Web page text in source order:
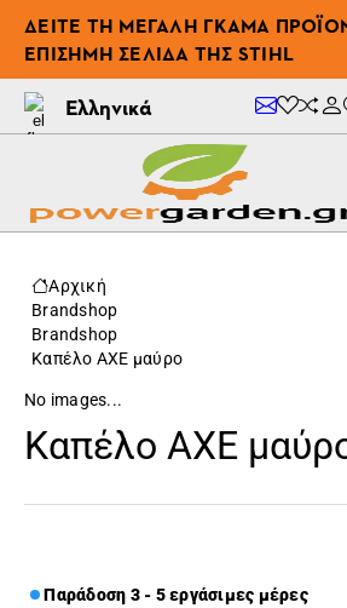
ΔΕΊΤΕ ΤΗ ΜΕΓΆΛΗ ΓΚΆΜΑ
ΕΠΊΣΗΜΗ ΣΕΛΊΔΑ ΤΗΣ STIHL
Ελληνικά
Αρχική
Brandshop
Brandshop
Καπέλο AXE μαύρο
No images...
Καπέλο AXE
Παράδοση 3 - 5 εργάσιμες μέρες